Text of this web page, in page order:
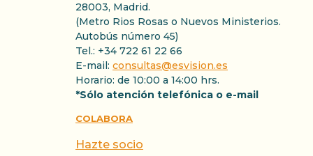
28003, Madrid.
(Metro Rios Rosas o Nuevos Ministerios.
Autobús número 45)
Tel.: +34 722 61 22 66
E-mail: consultas@esvision.es
Horario: de 10:00 a 14:00 hrs.
*Sólo atención telefónica o e-mail
COLABORA
Hazte socio